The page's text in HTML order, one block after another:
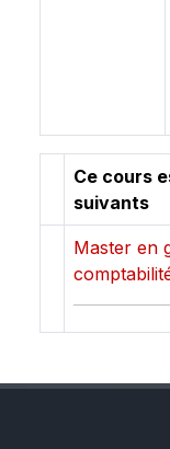
Ce cours
suivants
Master en